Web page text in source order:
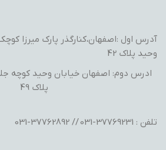
آدرس اول :اصفهان،کنارگذر پارک میرزا
وحید پلاک 42
ادرس دوم: اصفهان خیابان وحید کوچه
پلاک 49
تلفن : 37769231-031 // 37762892-031